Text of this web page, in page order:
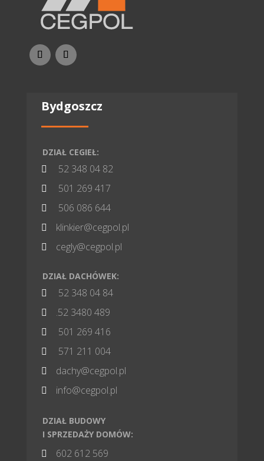
Bydgoszcz
DZIAŁ CEGIEŁ:
 52 348 04 82
 501 269 417
 506 086 644
 klinkier@cegpol.pl
 cegly@cegpol.pl
DZIAŁ DACHÓWEK:
 52 348 04 84
 .52 3480 489
 501 269 416
 571 211 004
 dachy@cegpol.pl
 info@cegpol.pl
DZIAŁ BUDOWY
I SPRZEDAŻY DOMÓW:
 602 612 569